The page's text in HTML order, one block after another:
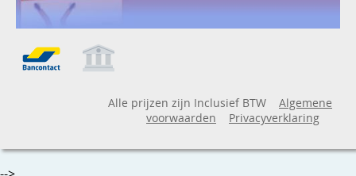
Alle prijzen zijn Inclusief BTW
Algemene
voorwaarden
Privacyverklaring